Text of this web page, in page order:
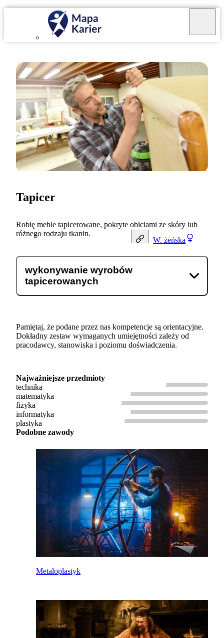
W. żeńska
Tapicer
Robię meble tapicerowane, pokryte obiciami ze skóry lub
różnego rodzaju tkanin.
wykonywanie wyrobów
tapicerowanych
Pamiętaj, że podane przez nas kompetencje są orientacyjne.
Dokładny zestaw wymaganych umiejętności zależy od
pracodawcy, stanowiska i poziomu doświadczenia.
Najważniejsze przedmioty
technika
matematyka
fizyka
informatyka
plastyka
Podobne zawody
Metaloplastyk